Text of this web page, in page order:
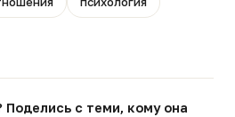
Поделись с теми, кому она